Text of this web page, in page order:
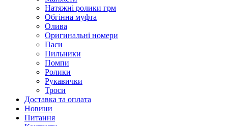
Натяжні ролики грм
Обгінна муфта
Олива
Оригинальні номери
Паси
Пильники
Помпи
Ролики
Рукавички
Троси
Доставка та оплата
Новини
Питання